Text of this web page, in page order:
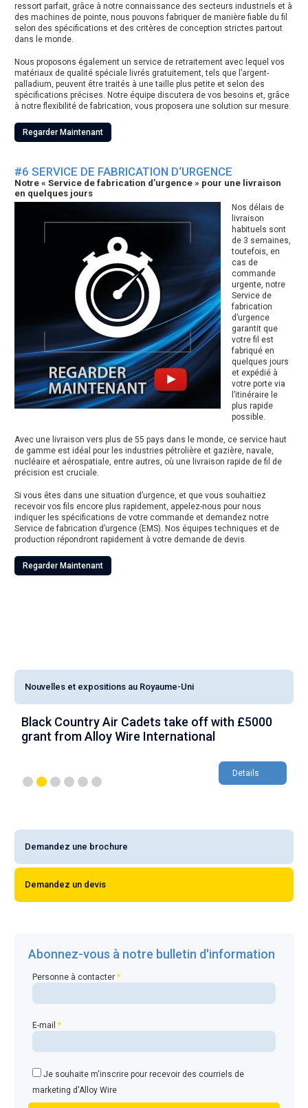
ressort parfait, grâce à notre connaissance des secteurs industriels et à
des machines de pointe, nous pouvons fabriquer de manière fiable du fil
selon des spécifications et des critères de conception strictes partout
dans le monde.
Nous proposons également un service de retraitement avec lequel vos
matériaux de qualité spéciale livrés gratuitement, tels que l’argent-
palladium, peuvent être traités à une taille plus petite et selon des
spécifications précises. Notre équipe discutera de vos besoins et, grâce
à notre flexibilité de fabrication, vous proposera une solution sur mesure.
Regarder Maintenant
#6 SERVICE DE FABRICATION D‘URGENCE
Notre « Service de fabrication d’urgence » pour une livraison
en quelques jours
Nos délais de
livraison
habituels sont
de 3 semaines,
toutefois, en
cas de
commande
urgente, notre
Service de
fabrication
d’urgence
garantit que
votre fil est
fabriqué en
quelques jours
et expédié à
votre porte via
l’itinéraire le
plus rapide
possible.
Avec une livraison vers plus de 55 pays dans le monde, ce service haut
de gamme est idéal pour les industries pétrolière et gazière, navale,
nucléaire et aérospatiale, entre autres, où une livraison rapide de fil de
précision est cruciale.
Si vous êtes dans une situation d’urgence, et que vous souhaitiez
recevoir vos fils encore plus rapidement, appelez-nous pour nous
indiquer les spécifications de votre commande et demandez notre
Service de fabrication d’urgence (EMS). Nos équipes techniques et de
production répondront rapidement à votre demande de devis.
Regarder Maintenant
Nouvelles et expositions au Royaume-Uni
AWI look to capitalise on £150,000 aerospace
growth with Farnborough appearance
Details
Demandez une brochure
Demandez un devis
Abonnez-vous à notre bulletin d'information
Personne à contacter*
E-mail*
Je souhaite m'inscrire pour recevoir des courriels de
marketing d'Alloy Wire